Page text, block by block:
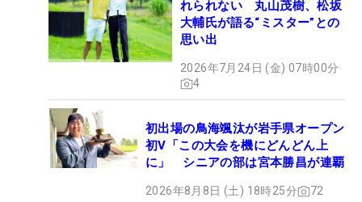
れられない 丸山茂樹、松坂
大輔氏が語る“ミスター”との
思い出
2026年7月24日 (金) 07時00分
4
初出場の鳥海颯汰が岩手県オープン
初V「この大会を機にどんどん上
に」 シニアの部は宮本勝昌が連覇
2026年8月8日 (土) 18時25分 72